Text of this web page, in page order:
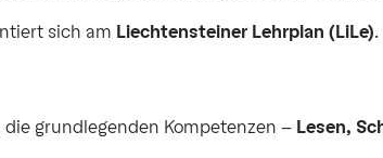
sich am Liechtensteiner Lehrplan (LiLe).
grundlegenden Kompetenzen – Lesen,